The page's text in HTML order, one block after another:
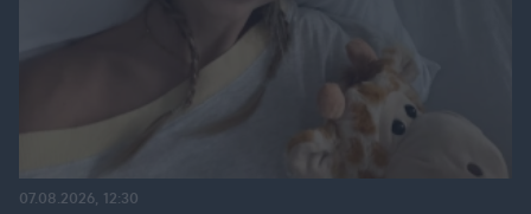
07.08.2026, 12:30